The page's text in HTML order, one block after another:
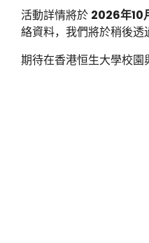
活動詳情將於 2026年10
絡資料，我們將於稍後透
期待在香港恒生大學校園